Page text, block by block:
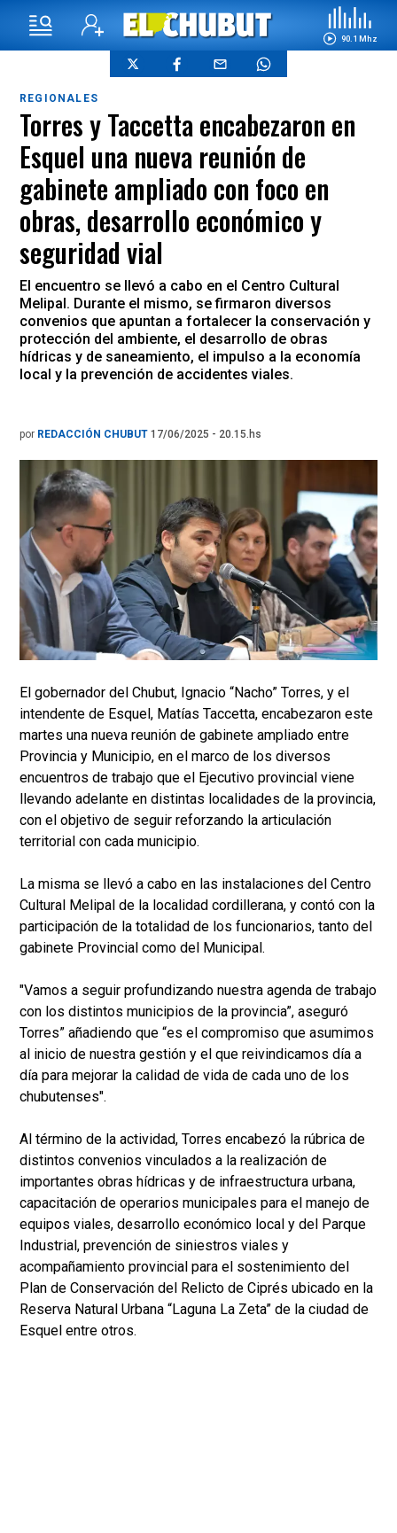
90.1 Mhz
REGIONALES
Torres y Taccetta encabezaron en
Esquel una nueva reunión de
gabinete ampliado con foco en
obras, desarrollo económico y
seguridad vial
El encuentro se llevó a cabo en el Centro Cultural
Melipal. Durante el mismo, se firmaron diversos
convenios que apuntan a fortalecer la conservación y
protección del ambiente, el desarrollo de obras
hídricas y de saneamiento, el impulso a la economía
local y la prevención de accidentes viales.
por REDACCIÓN CHUBUT 17/06/2025 - 20.15.hs
El gobernador del Chubut, Ignacio “Nacho” Torres, y el
intendente de Esquel, Matías Taccetta, encabezaron este
martes una nueva reunión de gabinete ampliado entre
Provincia y Municipio, en el marco de los diversos
encuentros de trabajo que el Ejecutivo provincial viene
llevando adelante en distintas localidades de la provincia,
con el objetivo de seguir reforzando la articulación
territorial con cada municipio.
La misma se llevó a cabo en las instalaciones del Centro
Cultural Melipal de la localidad cordillerana, y contó con la
participación de la totalidad de los funcionarios, tanto del
gabinete Provincial como del Municipal.
"Vamos a seguir profundizando nuestra agenda de trabajo
con los distintos municipios de la provincia”, aseguró
Torres” añadiendo que “es el compromiso que asumimos
al inicio de nuestra gestión y el que reivindicamos día a
día para mejorar la calidad de vida de cada uno de los
chubutenses".
Al término de la actividad, Torres encabezó la rúbrica de
distintos convenios vinculados a la realización de
importantes obras hídricas y de infraestructura urbana,
capacitación de operarios municipales para el manejo de
equipos viales, desarrollo económico local y del Parque
Industrial, prevención de siniestros viales y
acompañamiento provincial para el sostenimiento del
Plan de Conservación del Relicto de Ciprés ubicado en la
Reserva Natural Urbana “Laguna La Zeta” de la ciudad de
Esquel entre otros.